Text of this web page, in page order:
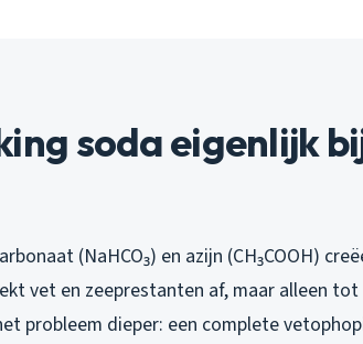
soda eigenlijk
(NaHCO₃) en azijn (CH₃COOH)
vet en zeeprestanten af, maar alleen tot
probleem dieper: een complete